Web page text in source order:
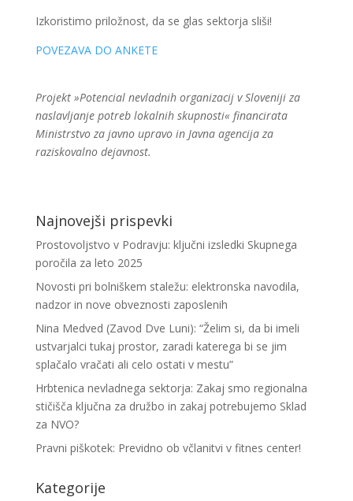
Izkoristimo priložnost, da se glas sektorja sliši!
POVEZAVA DO ANKETE
Projekt »Potencial nevladnih organizacij v Sloveniji za
naslavljanje potreb lokalnih skupnosti« financirata
Ministrstvo za javno upravo in Javna agencija za
raziskovalno dejavnost.
Najnovejši prispevki
Prostovoljstvo v Podravju: ključni izsledki Skupnega
poročila za leto 2025
Novosti pri bolniškem staležu: elektronska navodila,
nadzor in nove obveznosti zaposlenih
Nina Medved (Zavod Dve Luni): “Želim si, da bi imeli
ustvarjalci tukaj prostor, zaradi katerega bi se jim
splačalo vračati ali celo ostati v mestu”
Hrbtenica nevladnega sektorja: Zakaj smo regionalna
stičišča ključna za družbo in zakaj potrebujemo Sklad
za NVO?
Pravni piškotek: Previdno ob včlanitvi v fitnes center!
Kategorije